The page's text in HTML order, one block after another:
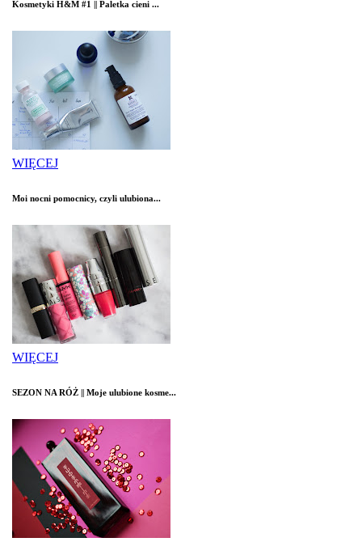
Kosmetyki H&M #1 || Paletka cieni ...
WIĘCEJ
Moi nocni pomocnicy, czyli ulubiona...
WIĘCEJ
SEZON NA RÓŻ || Moje ulubione kosme...